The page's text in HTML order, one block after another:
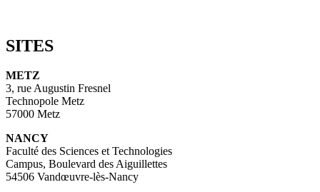
SITES
METZ
3, rue Augustin Fresnel
Technopole Metz
57000 Metz
NANCY
Faculté des Sciences et Technologies
Campus, Boulevard des Aiguillettes
54506 Vandœuvre-lès-Nancy